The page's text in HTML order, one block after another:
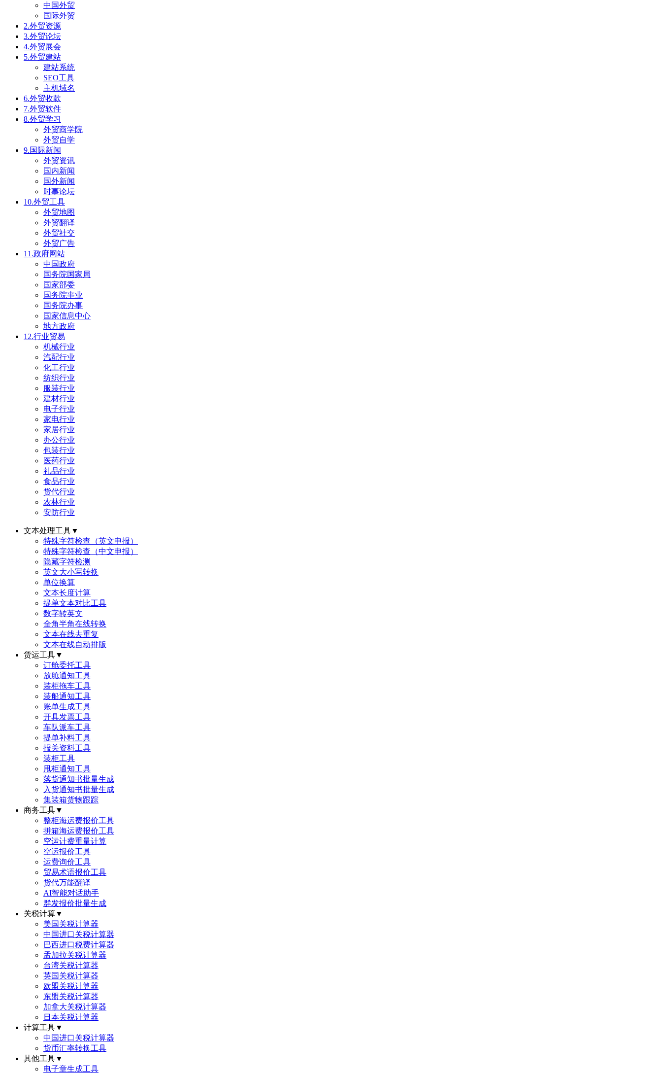
中国外贸
国际外贸
2.外贸资源
3.外贸论坛
4.外贸展会
5.外贸建站
建站系统
SEO工具
主机域名
6.外贸收款
7.外贸软件
8.外贸学习
外贸商学院
外贸自学
9.国际新闻
外贸资讯
国内新闻
国外新闻
时事论坛
10.外贸工具
外贸地图
外贸翻译
外贸社交
外贸广告
11.政府网站
中国政府
国务院国家局
国家部委
国务院事业
国务院办事
国家信息中心
地方政府
12.行业贸易
机械行业
汽配行业
化工行业
纺织行业
服装行业
建材行业
电子行业
家电行业
家居行业
办公行业
包装行业
医药行业
礼品行业
食品行业
货代行业
农林行业
安防行业
文本处理工具▼
特殊字符检查（英文申报）
特殊字符检查（中文申报）
隐藏字符检测
英文大小写转换
单位换算
文本长度计算
提单文本对比工具
数字转英文
全角半角在线转换
文本在线去重复
文本在线自动排版
货运工具▼
订舱委托工具
放舱通知工具
装柜拖车工具
装船通知工具
账单生成工具
开具发票工具
车队派车工具
提单补料工具
报关资料工具
装柜工具
甩柜通知工具
落货通知书批量生成
入货通知书批量生成
集装箱货物跟踪
商务工具▼
整柜海运费报价工具
拼箱海运费报价工具
空运计费重量计算
空运报价工具
运费询价工具
贸易术语报价工具
货代万能翻译
AI智能对话助手
群发报价批量生成
关税计算▼
美国关税计算器
中国进口关税计算器
巴西进口税费计算器
孟加拉关税计算器
台湾关税计算器
英国关税计算器
欧盟关税计算器
东盟关税计算器
加拿大关税计算器
日本关税计算器
计算工具▼
中国进口关税计算器
货币汇率转换工具
其他工具▼
电子章生成工具